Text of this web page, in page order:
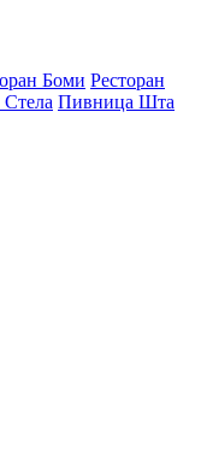
Боми Ресторан
Стела Пивница Шта